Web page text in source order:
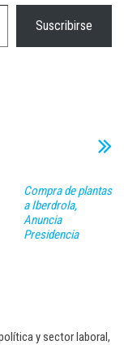
Suscribirse
Compra de plantas
a Iberdrola,
Anuncia
Presidencia
y sector laboral,